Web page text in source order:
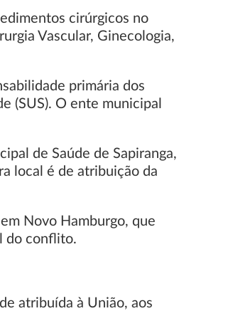
cirúrgicos no
Vascular, Ginecologia,
primária dos
(SUS). O ente municipal
de Saúde de Sapiranga,
local é de atribuição da
Novo Hamburgo, que
do conflito.
atribuída à União, aos